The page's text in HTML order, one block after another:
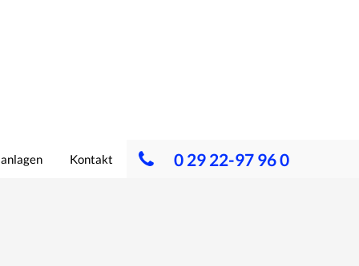
0 29 22-97 96 0
Kontakt